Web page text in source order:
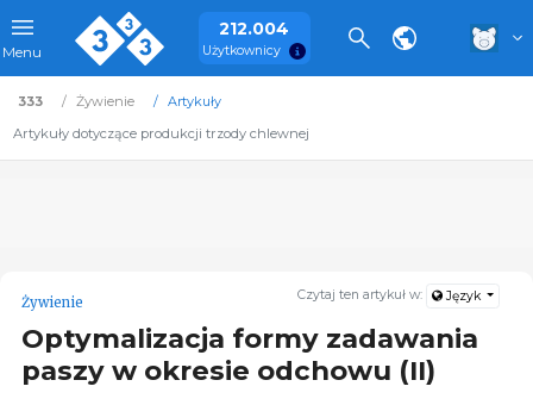
Menu
212.004
Użytkownicy
333 Żywienie
Artykuły
Artykuły dotyczące produkcji trzody chlewnej
Czytaj ten artykuł w: Język
Żywienie
Optymalizacja formy zadawania
paszy w okresie odchowu (II)